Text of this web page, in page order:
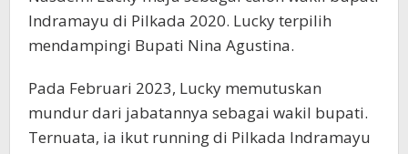
Indramayu di Pilkada 2020. Lucky terpilih
mendampingi Bupati Nina Agustina.
Pada Februari 2023, Lucky memutuskan
mundur dari jabatannya sebagai wakil bupati.
Ternuata, ia ikut running di Pilkada Indramayu